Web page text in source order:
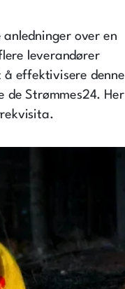
over en
leverandører
effektivisere denne
de Strømmes24. Her